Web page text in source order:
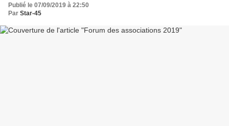
Publié le 07/09/2019 à 22:50
Par Star-45